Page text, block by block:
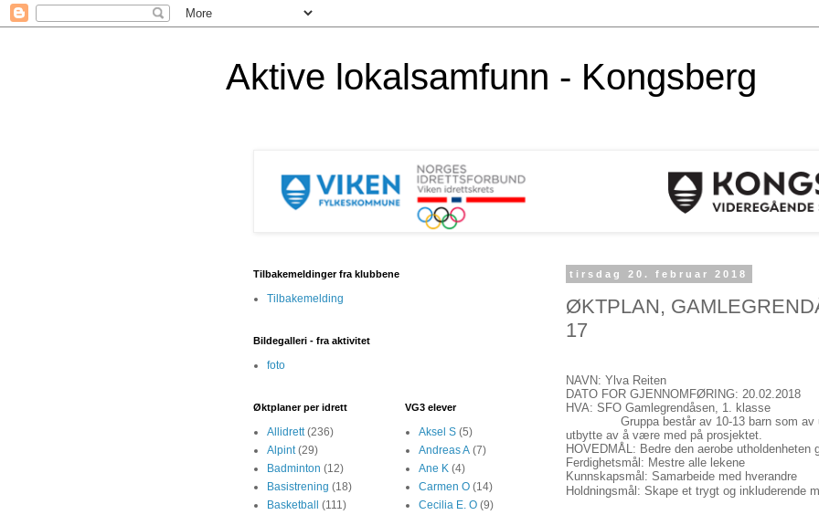
Aktive lokalsamfunn - Kongsberg
tirsdag 20. februar 2018
ØKTPLAN,
17
NAVN: Ylva Reiten
DATO FOR GJENNOMFØRING: 20.02.2018
HVA: SFO Gamlegrendåsen, 1. klasse
Gruppa består av 10-13 barn som av
utbytte av å være med på prosjektet.
HOVEDMÅL: Bedre den aerobe utholdenheten
Ferdighetsmål: Mestre alle lekene
Kunnskapsmål: Samarbeide med hverandre
Holdningsmål: Skape et trygt og inkluderende
Tilbakemeldinger fra klubbene
Tilbakemelding
Bildegalleri - fra aktivitet
foto
Øktplaner per idrett
Allidrett (236)
Alpint (29)
Badminton (12)
Basistrening (18)
Basketball
(111)
VG3 elever
Aksel S (5)
Andreas A (7)
Ane K (4)
Carmen O (14)
Cecilia E. O (9)